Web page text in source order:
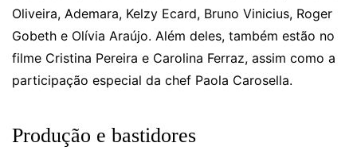
Oliveira, Ademara, Kelzy Ecard, Bruno Vinicius, Roger
Gobeth e Olívia Araújo. Além deles, também estão no
filme Cristina Pereira e Carolina Ferraz, assim como a
participação especial da chef Paola Carosella.
Produção e bastidores